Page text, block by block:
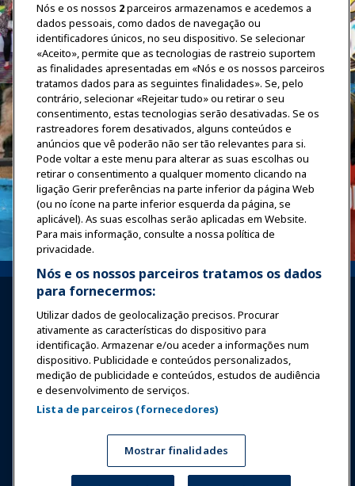
Entrar Junte-se Agora
Prêmios Carreiras
Notícias & Diversão
Nós e os nossos 2parceiros armazenamos e acedemos a
dados pessoais, como dados de navegação ou
identificadores únicos, no seu dispositivo. Se selecionar
«Aceito», permite que as tecnologias de rastreio suportem
as finalidades apresentadas em «Nós e os nossos parceiros
tratamos dados para as seguintes finalidades». Se, pelo
contrário, selecionar «Rejeitar tudo» ou retirar o seu
consentimento, estas tecnologias serão desativadas. Se os
rastreadores forem desativados, alguns conteúdos e
anúncios que vê poderão não ser tão relevantes para si.
Pode voltar a este menu para alterar as suas escolhas ou
retirar o consentimento a qualquer momento clicando na
ligação Gerir preferências na parte inferior da página Web
(ou no ícone na parte inferior esquerda da página, se
aplicável). As suas escolhas serão aplicadas em Website.
Para mais informação, consulte a nossa política de
privacidade.
Nós e os nossos parceiros tratamos os dados
para fornecermos:
Utilizar dados de geolocalização precisos. Procurar
ativamente as características do dispositivo para
identificação. Armazenar e/ou aceder a informações num
dispositivo. Publicidade e conteúdos personalizados,
medição de publicidade e conteúdos, estudos de audiência
e desenvolvimento de serviços.
Lista de parceiros (fornecedores)
Mostrar finalidades